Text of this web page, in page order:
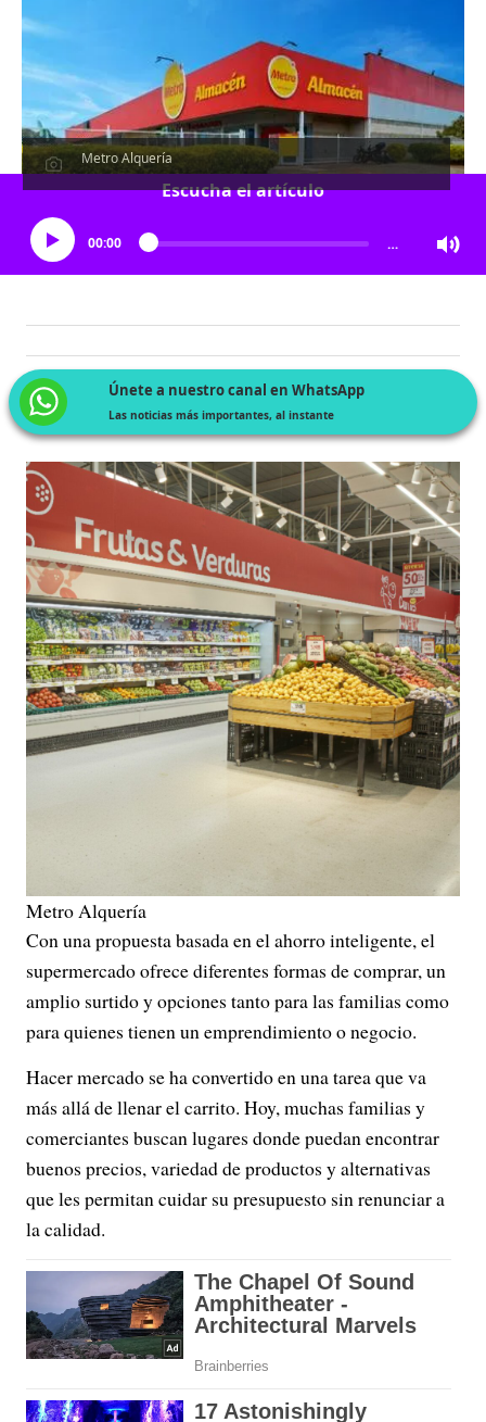
Metro Alquería
Escucha el artículo
00:00 …
Únete a nuestro canal en WhatsApp
Las noticias más importantes, al instante
Metro Alquería
Con una propuesta basada en el ahorro inteligente, el
supermercado ofrece diferentes formas de comprar, un
amplio surtido y opciones tanto para las familias como
para quienes tienen un emprendimiento o negocio.
Hacer mercado se ha convertido en una tarea que va
más allá de llenar el carrito. Hoy, muchas familias y
comerciantes buscan lugares donde puedan encontrar
buenos precios, variedad de productos y alternativas
que les permitan cuidar su presupuesto sin renunciar a
la calidad.